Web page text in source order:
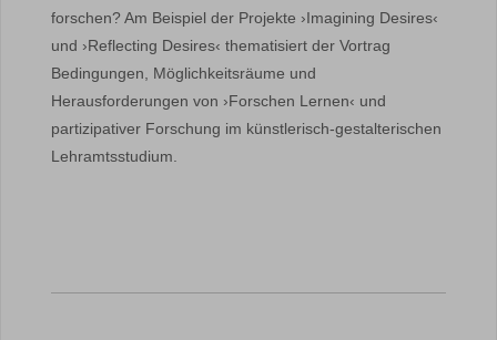
forschen? Am Beispiel der Projekte ›Imagining Desires‹
und ›Reflecting Desires‹ thematisiert der Vortrag
Bedingungen, Möglichkeitsräume und
Herausforderungen von ›Forschen Lernen‹ und
partizipativer Forschung im künstlerisch-gestalterischen
Lehramtsstudium.